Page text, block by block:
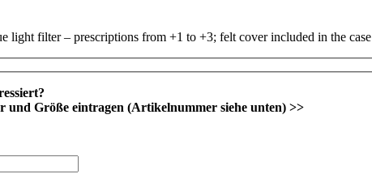
light filter – prescriptions from +1 to +3; felt cover included in the case
Größe eintragen (Artikelnummer siehe unten) >>